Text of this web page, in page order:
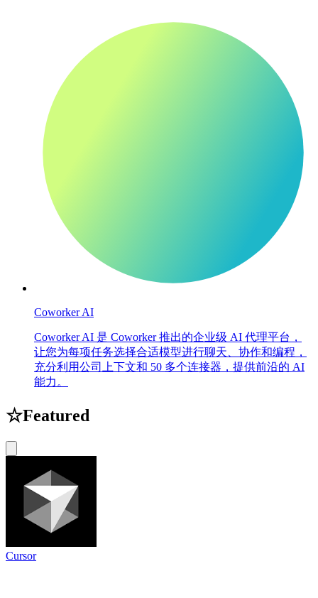
Coworker AI
Coworker AI 是 Coworker 推出的企业级 AI 代理平台，
让您为每项任务选择合适模型进行聊天、协作和编程，
充分利用公司上下文和 50 多个连接器，提供前沿的 AI
能力。
☆Featured
Cursor